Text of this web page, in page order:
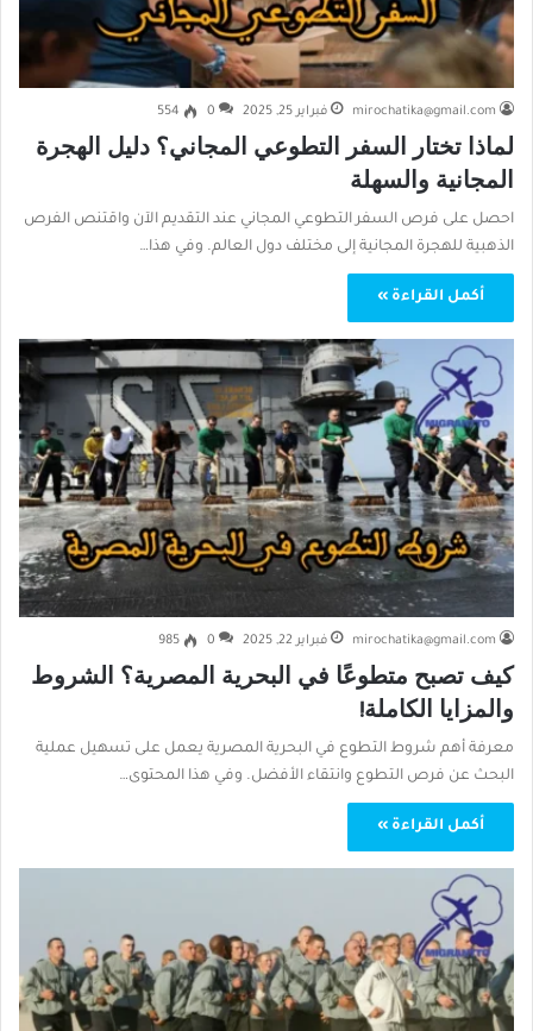
mirochatika@gmail.com فبراير 25, 2025 0
554
لماذا تختار السفر التطوعي المجاني؟ دليل الهجرة
المجانية والسهلة
احصل على فرص السفر التطوعي المجاني عند التقديم الآن واقتنص الفرص
الذهبية للهجرة المجانية إلى مختلف دول العالم. وفي هذا…
أكمل القراءة »
mirochatika@gmail.com فبراير 22, 2025 0
985
كيف تصبح متطوعًا في البحرية المصرية؟ الشروط
والمزايا الكاملة!
معرفة أهم شروط التطوع في البحرية المصرية يعمل على تسهيل عملية
البحث عن فرص التطوع وانتقاء الأفضل. وفي هذا المحتوى…
أكمل القراءة »